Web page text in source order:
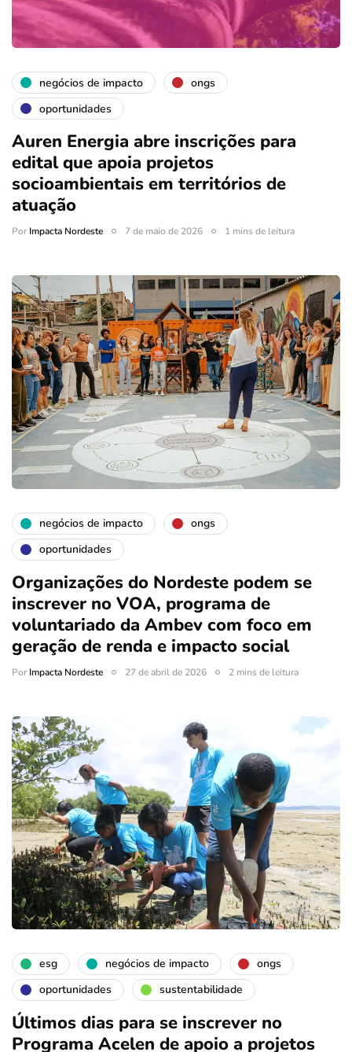
negócios de impacto
ongs
oportunidades
Auren Energia abre inscrições para
edital que apoia projetos
socioambientais em territórios de
atuação
PorImpacta Nordeste 7 de maio de 2026 1 mins de leitura
negócios de impacto
ongs
oportunidades
Organizações do Nordeste podem se
inscrever no VOA, programa de
voluntariado da Ambev com foco em
geração de renda e impacto social
PorImpacta Nordeste 27 de abril de 2026 2 mins de leitura
esg negócios de impacto
ongs
oportunidades
sustentabilidade
Últimos dias para se inscrever no
Programa Acelen de apoio a projetos